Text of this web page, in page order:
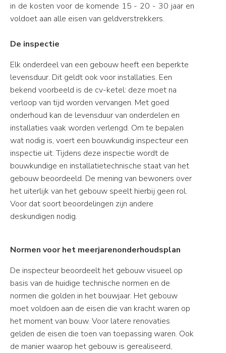
in de kosten voor de komende 15 - 20 - 30 jaar en
voldoet aan alle eisen van geldverstrekkers.
De inspectie
Elk onderdeel van een gebouw heeft een beperkte
levensduur. Dit geldt ook voor installaties. Een
bekend voorbeeld is de cv-ketel: deze moet na
verloop van tijd worden vervangen. Met goed
onderhoud kan de levensduur van onderdelen en
installaties vaak worden verlengd. Om te bepalen
wat nodig is, voert een bouwkundig inspecteur een
inspectie uit. Tijdens deze inspectie wordt de
bouwkundige en installatietechnische staat van het
gebouw beoordeeld. De mening van bewoners over
het uiterlijk van het gebouw speelt hierbij geen rol.
Voor dat soort beoordelingen zijn andere
deskundigen nodig.
Normen voor het meerjarenonderhoudsplan
De inspecteur beoordeelt het gebouw visueel op
basis van de huidige technische normen en de
normen die golden in het bouwjaar. Het gebouw
moet voldoen aan de eisen die van kracht waren op
het moment van bouw. Voor latere renovaties
gelden de eisen die toen van toepassing waren. Ook
de manier waarop het gebouw is gerealiseerd,